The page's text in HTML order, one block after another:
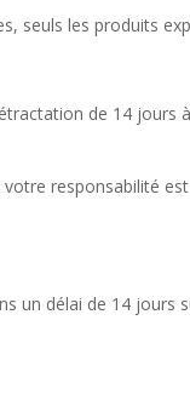
seuls les produits
de 14 jours
responsabilité
un délai de 14 jours